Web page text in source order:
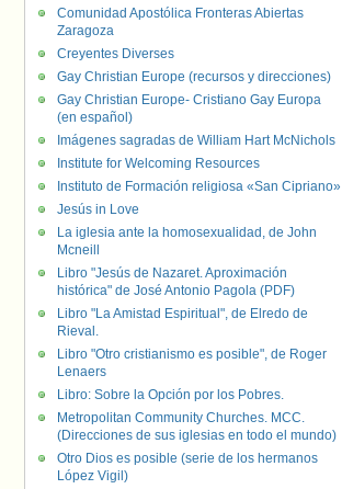
Comunidad Apostólica Fronteras Abiertas
Zaragoza
Creyentes Diverses
Gay Christian Europe (recursos y direcciones)
Gay Christian Europe- Cristiano Gay Europa
(en español)
Imágenes sagradas de William Hart McNichols
Institute for Welcoming Resources
Instituto de Formación religiosa «San Cipriano»
Jesús in Love
La iglesia ante la homosexualidad, de John
Mcneill
Libro "Jesús de Nazaret. Aproximación
histórica" de José Antonio Pagola (PDF)
Libro "La Amistad Espiritual", de Elredo de
Rieval.
Libro "Otro cristianismo es posible", de Roger
Lenaers
Libro: Sobre la Opción por los Pobres.
Metropolitan Community Churches. MCC.
(Direcciones de sus iglesias en todo el mundo)
Otro Dios es posible (serie de los hermanos
López Vigil)